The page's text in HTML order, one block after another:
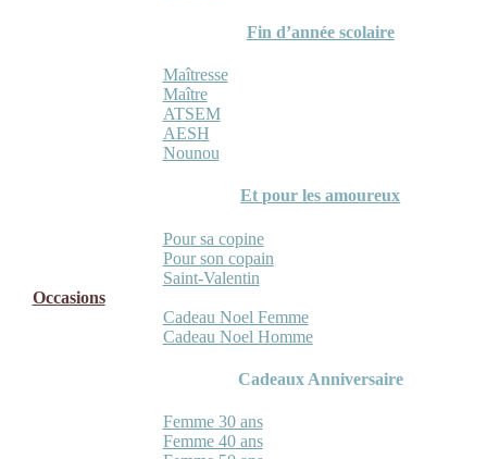
Fin d’année scolaire
Maîtresse
Maître
ATSEM
AESH
Nounou
Et pour les amoureux
Pour sa copine
Pour son copain
Saint-Valentin
Occasions
Cadeau Noel Femme
Cadeau Noel Homme
Cadeaux Anniversaire
Femme 30 ans
Femme 40 ans